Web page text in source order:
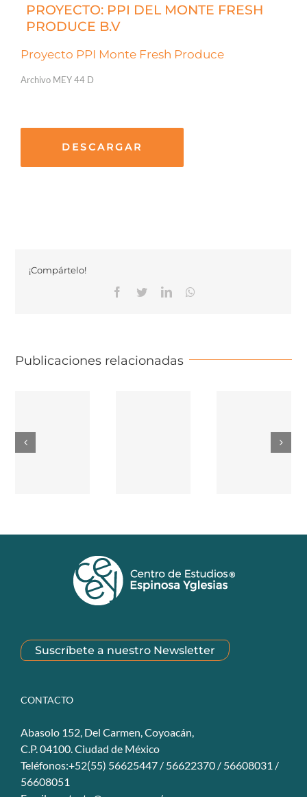
PROYECTO: PPI DEL MONTE FRESH
PRODUCE B.V
Proyecto PPI Monte Fresh Produce
Archivo MEY 44 D
DESCARGAR
¡Compártelo!
Facebook
TwitterLinkedinWhatsapp
Publicaciones relacionadas
Suscríbete a nuestro Newsletter
CONTACTO
Abasolo 152, Del Carmen, Coyoacán,
C.P. 04100. Ciudad de México
Teléfonos:+52(55) 56625447 / 56622370 / 56608031 /
56608051